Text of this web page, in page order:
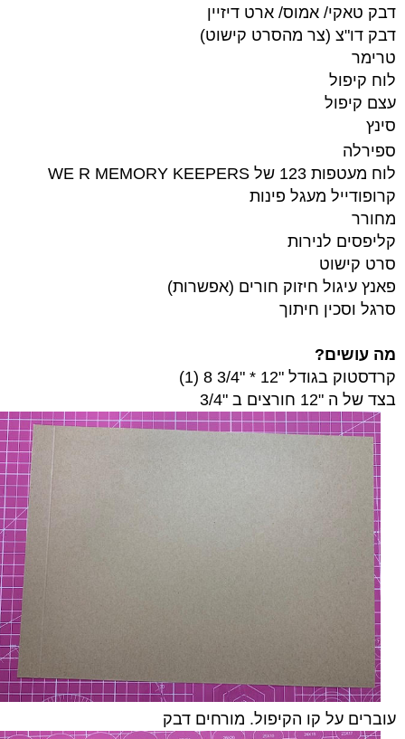
דבק טאקי/ אמוס/ ארט דיזיין
דבק דו"צ (צר מהסרט קישוט)
טרימר
לוח קיפול
עצם קיפול
סינץ
ספירלה
לוח מעטפות 123 של WE R MEMORY KEEPERS
קרופודייל מעגל פינות
מחורר
קליפסים לנירות
סרט קישוט
פאנץ עיגול חיזוק חורים (אפשרות)
סרגל וסכין חיתוך
מה עושים?
קרדסטוק בגודל "12 * "3/4 8 (1)
בצד של ה "12 חורצים ב "3/4
עוברים על קו הקיפול. מורחים דבק